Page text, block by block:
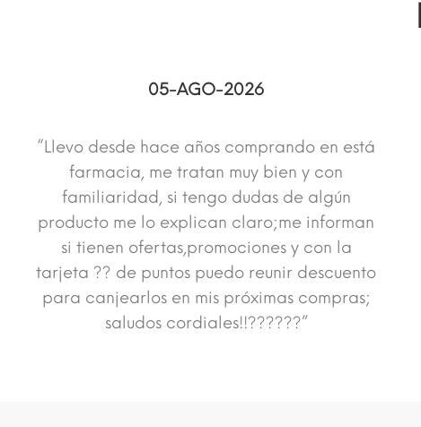
05-AGO-2026
“Llevo desde hace años comprando en está
farmacia, me tratan muy bien y con
familiaridad, si tengo dudas de algún
producto me lo explican claro;me informan
si tienen ofertas,promociones y con la
tarjeta ?? de puntos puedo reunir descuento
para canjearlos en mis próximas compras;
saludos cordiales!!??????”